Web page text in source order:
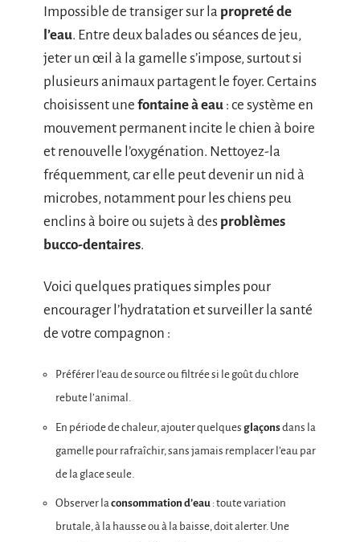
Impossible de transiger sur la propreté de
l’eau. Entre deux balades ou séances de jeu,
jeter un œil à la gamelle s’impose, surtout si
plusieurs animaux partagent le foyer. Certains
choisissent une fontaine à eau : ce système en
mouvement permanent incite le chien à boire
et renouvelle l’oxygénation. Nettoyez-la
fréquemment, car elle peut devenir un nid à
microbes, notamment pour les chiens peu
enclins à boire ou sujets à des problèmes
bucco-dentaires.
Voici quelques pratiques simples pour
encourager l’hydratation et surveiller la santé
de votre compagnon :
Préférer l’eau de source ou filtrée si le goût du chlore
rebute l’animal.
En période de chaleur, ajouter quelques glaçonsdans la
gamelle pour rafraîchir, sans jamais remplacer l’eau par
de la glace seule.
Observer laconsommation d’eau : toute variation
brutale, à la hausse ou à la baisse, doit alerter. Une